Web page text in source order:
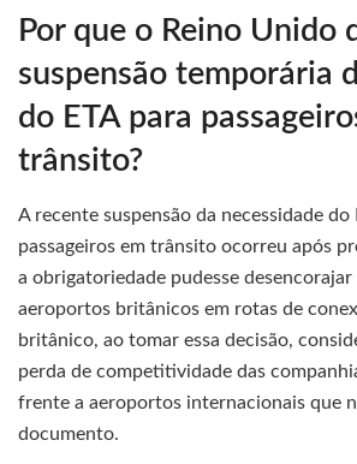
Por que o Reino Unido
suspensão temporária
do ETA para
trânsito?
A recente suspensão da necessidade do
passageiros em trânsito ocorreu após
a obrigatoriedade pudesse desencorajar
aeroportos britânicos em rotas de
britânico, ao tomar essa decisão,
perda de competitividade das
frente a aeroportos internacionais que
documento.